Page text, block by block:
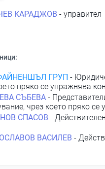
КАРАДЖОВ - управител
ГРУП -
пряко се упражнява
СЪБЕВА -
чрез което пряко се
СПАСОВ -
ВАСИЛЕВ -